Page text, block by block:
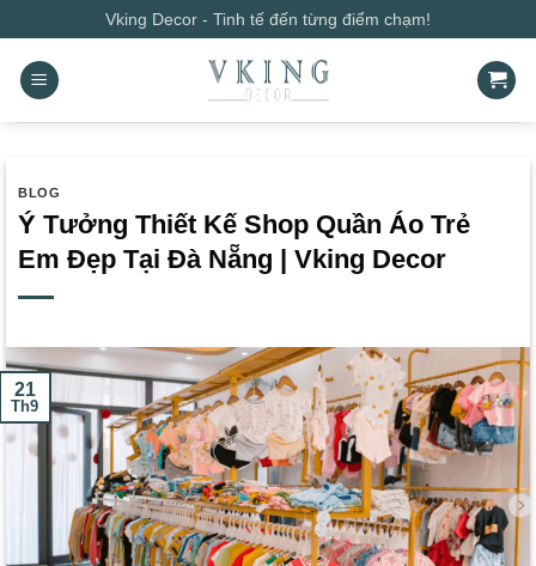
qua
nội
dung
Vking Decor - Tinh tế đến từng điểm chạm!
BLOG
Ý Tưởng Thiết Kế Shop Quần Áo Trẻ
Em Đẹp Tại Đà Nẵng | Vking Decor
21
Th9